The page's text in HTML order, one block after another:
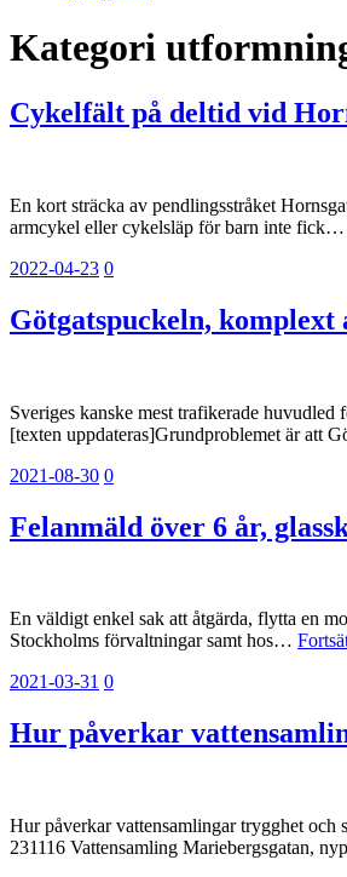
Kategori
Cykelfält på deltid vid
En kort sträcka av pendlingsstråket
armcykel eller cykelsläp för barn inte fick…
2022-04-23 0
Götgatspuckeln,
Sveriges kanske mest trafikerade
[texten uppdateras]Grundproblemet är att
2021-08-30 0
Felanmäld över 6 år,
En väldigt enkel sak att åtgärda, flytta en
Stockholms förvaltningar samt hos…
2021-03-31 0
Hur påverkar
Hur påverkar vattensamlingar trygghet och
231116 Vattensamling Mariebergsgatan,